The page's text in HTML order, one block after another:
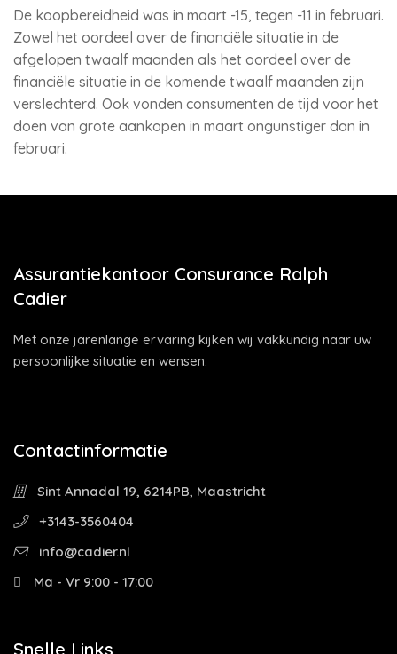
De koopbereidheid was in maart -15, tegen -11 in februari.
Zowel het oordeel over de financiële situatie in de
afgelopen twaalf maanden als het oordeel over de
financiële situatie in de komende twaalf maanden zijn
verslechterd. Ook vonden consumenten de tijd voor het
doen van grote aankopen in maart ongunstiger dan in
februari.
Assurantiekantoor Consurance Ralph
Cadier
Met onze jarenlange ervaring kijken wij vakkundig naar uw
persoonlijke situatie en wensen.
Contactinformatie
Sint Annadal 19, 6214PB, Maastricht
+3143-3560404
info@cadier.nl
Ma - Vr 9:00 - 17:00
Snelle Links